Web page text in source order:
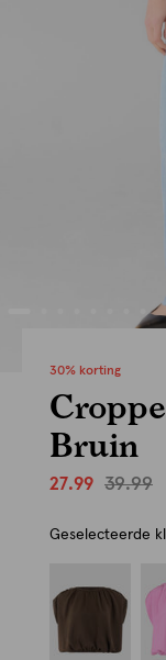
30% korting
Bruin
27.99 39.99
Geselecteerde